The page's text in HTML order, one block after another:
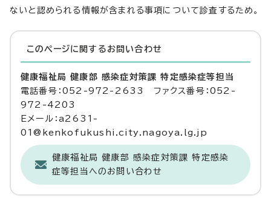
ないと認められる情報が含まれる事項について診査するため。
このページに関する お問い合わせ
健康福祉局 健康部 感染症対策課 特定感染症等担当
電話番号：052-972-2633 ファクス番号：052-
972-4203
Eメール：a2631-
01@kenkofukushi.city.nagoya.lg.jp
健康福祉局 健康部 感染症対策課 特定感染
症等担当へのお問い合わせ